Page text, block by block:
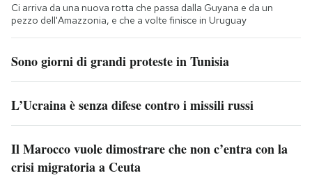
Ci arriva da una nuova rotta che passa dalla Guyana e da un
pezzo dell'Amazzonia, e che a volte finisce in Uruguay
Sono giorni di grandi proteste in Tunisia
L’Ucraina è senza difese contro i missili russi
Il Marocco vuole dimostrare che non c’entra con la
crisi migratoria a Ceuta